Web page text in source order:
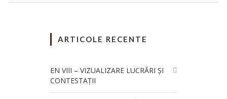
ARTICOLE RECENTE
EN VIII – VIZUALIZARE LUCRĂRI ȘI
CONTESTAȚII